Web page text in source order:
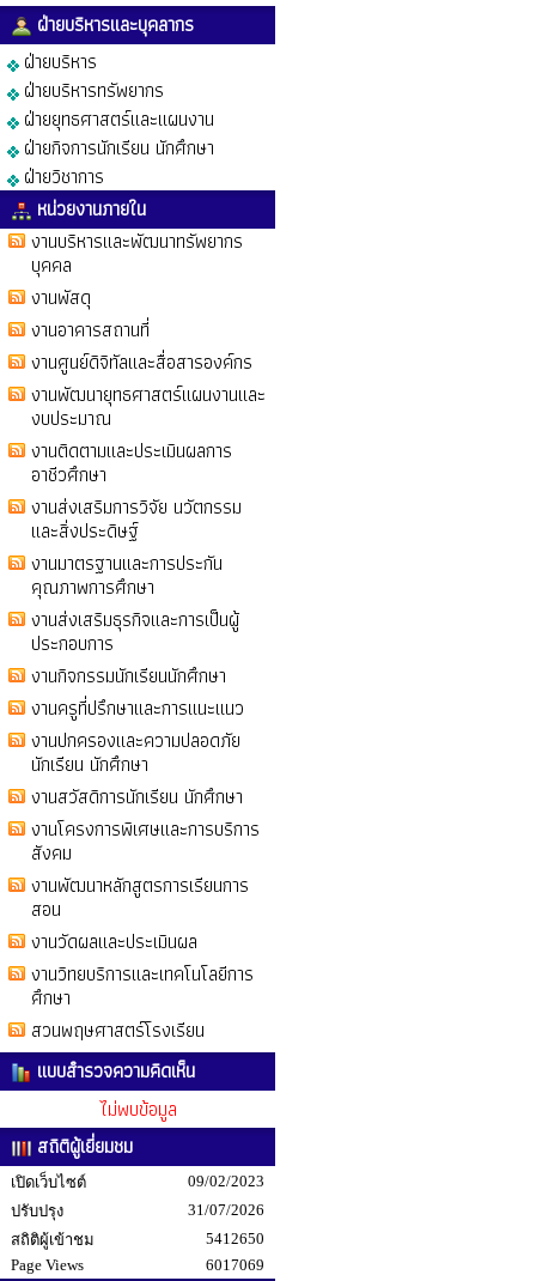
ฝ่ายบริหารและบุคลากร
ฝ่ายบริหาร
ฝ่ายบริหารทรัพยากร
ฝ่ายยุทธศาสตร์และแผนงาน
ฝ่ายกิจการนักเรียน นักศึกษา
ฝ่ายวิชาการ
หน่วยงานภายใน
งานบริหารและพัฒนาทรัพยากร
บุคคล
งานพัสดุ
งานอาคารสถานที่
งานศูนย์ดิจิทัลและสื่อสารองค์กร
งานพัฒนายุทธศาสตร์แผนงานและ
งบประมาณ
งานติดตามและประเมินผลการ
อาชีวศึกษา
งานส่งเสริมการวิจัย นวัตกรรม
และสิ่งประดิษฐ์
งานมาตรฐานและการประกัน
คุณภาพการศึกษา
งานส่งเสริมธุรกิจและการเป็นผู้
ประกอบการ
งานกิจกรรมนักเรียนนักศึกษา
งานครูที่ปรึกษาและการแนะแนว
งานปกครองและความปลอดภัย
นักเรียน นักศึกษา
งานสวัสดิการนักเรียน นักศึกษา
งานโครงการพิเศษและการบริการ
สังคม
งานพัฒนาหลักสูตรการเรียนการ
สอน
งานวัดผลและประเมินผล
งานวิทยบริการและเทคโนโลยีการ
ศึกษา
สวนพฤษศาสตร์โรงเรียน
แบบสำรวจความคิดเห็น
ไม่พบข้อมูล
สถิติผู้เยี่ยมชม
เปิดเว็บไซต์
09/02/2023
ปรับปรุง
31/07/2026
สถิติผู้เข้าชม
5412650
Page Views
6017069